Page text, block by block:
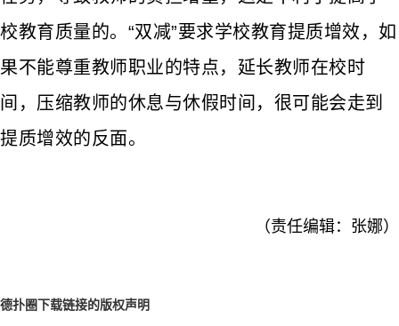
校教育质量的。“双减”要求学校教育提质增效，如
果不能尊重教师职业的特点，延长教师在校时
间，压缩教师的休息与休假时间，很可能会走到
提质增效的反面。
（责任编辑：张娜）
德扑圈下载链接的版权声明